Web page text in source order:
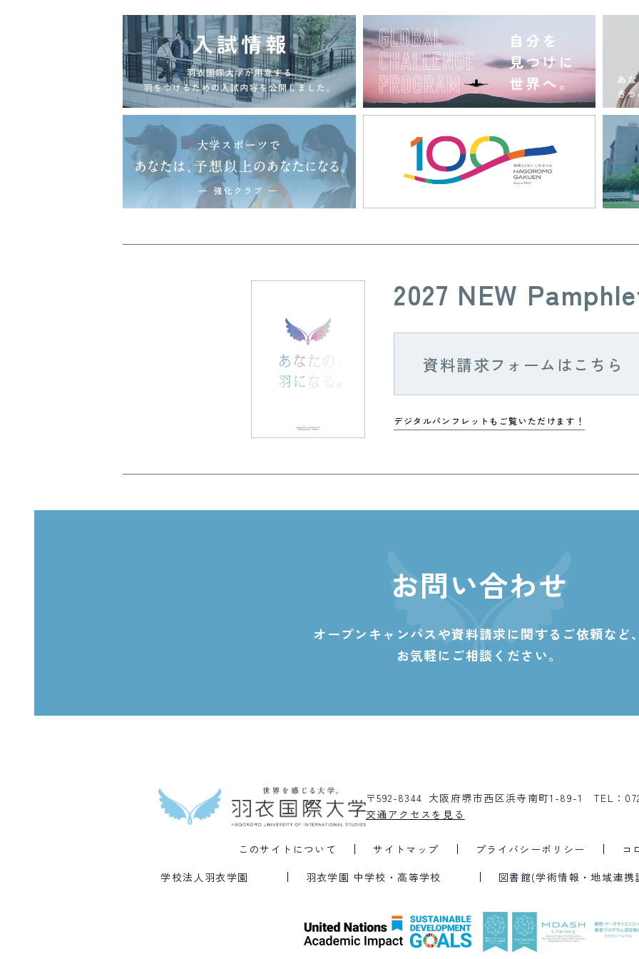
2027 NEW
資料請求フォームはこちら
デジタルパンフレットもご覧いただけます！
お問い合わせ
オープンキャンパスや資料請求に関する ご依頼など
お気軽にご相談ください。
〒592-8344 大阪府堺市西区浜寺南町1-89-1
TEL：
交通アクセスを見る
このサイトについて サイトマップ プライバシーポリシー
コ
学校法人羽衣学園
羽衣学園 中学校・高等学校 図書館(学術情報・地域連携